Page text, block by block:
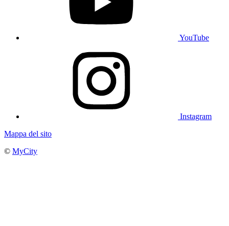
YouTube
Instagram
Mappa del sito
© MyCity